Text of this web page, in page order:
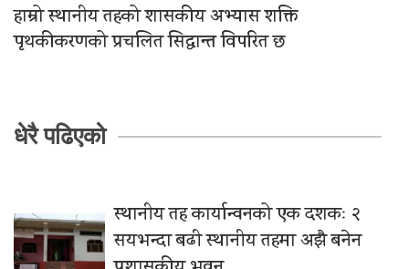
हाम्रो स्थानीय तहको शासकीय अभ्यास शक्ति
पृथकीकरणको प्रचलित सिद्धान्त विपरित छ
धेरै पढिएको
स्थानीय तह कार्यान्वनको एक दशकः २
सयभन्दा बढी स्थानीय तहमा अझै बनेन